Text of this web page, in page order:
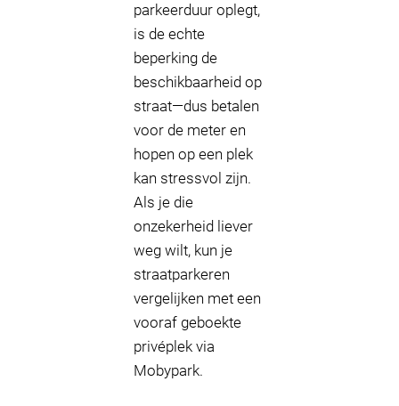
parkeerduur oplegt,
is de echte
beperking de
beschikbaarheid op
straat—dus betalen
voor de meter en
hopen op een plek
kan stressvol zijn.
Als je die
onzekerheid liever
weg wilt, kun je
straatparkeren
vergelijken met een
vooraf geboekte
privéplek via
Mobypark.